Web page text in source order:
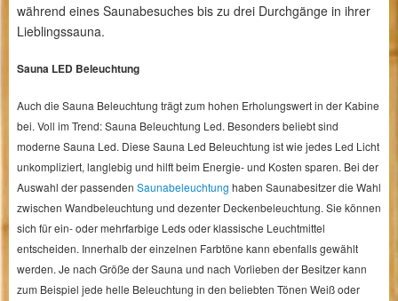
während eines Saunabesuches bis zu drei Durchgänge in ihrer
Lieblingssauna.
Sauna LED Beleuchtung
Auch die Sauna Beleuchtung trägt zum hohen Erholungswert in der Kabine
bei. Voll im Trend:Sauna Beleuchtung Led. Besonders beliebt sind
moderne Sauna Led. Diese Sauna Led Beleuchtung ist wie jedes Led Licht
unkompliziert, langlebig und hilft beim Energie- und Kosten sparen. Bei der
Auswahl der passenden Saunabeleuchtung haben Saunabesitzer die Wahl
zwischen Wandbeleuchtung und dezenter Deckenbeleuchtung. Sie können
sich für ein- oder mehrfarbige Leds oder klassische Leuchtmittel
entscheiden. Innerhalb der einzelnen Farbtöne kann ebenfalls gewählt
werden. Je nach Größe der Sauna und nach Vorlieben der Besitzer kann
zum Beispiel jede helle Beleuchtung in den beliebten Tönen Weiß oder